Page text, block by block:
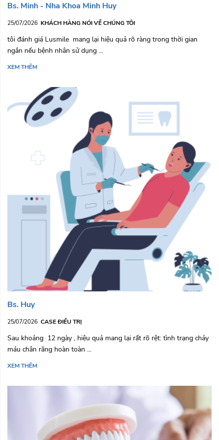
Bs. Minh - Nha Khoa Minh Huy
25/07/2026 KHÁCH HÀNG NÓI VỀ CHÚNG TÔI
tôi đánh giá Lusmile mang lại hiệu quả rõ ràng trong thời gian
ngắn nếu bệnh nhân sử dụng ...
XEM THÊM
Bs. Huy
25/07/2026 CASE ĐIỀU TRỊ
Sau khoảng 12 ngày , hiệu quả mang lại rất rõ rệt: tình trạng chảy
máu chân răng hoàn toàn ...
XEM THÊM